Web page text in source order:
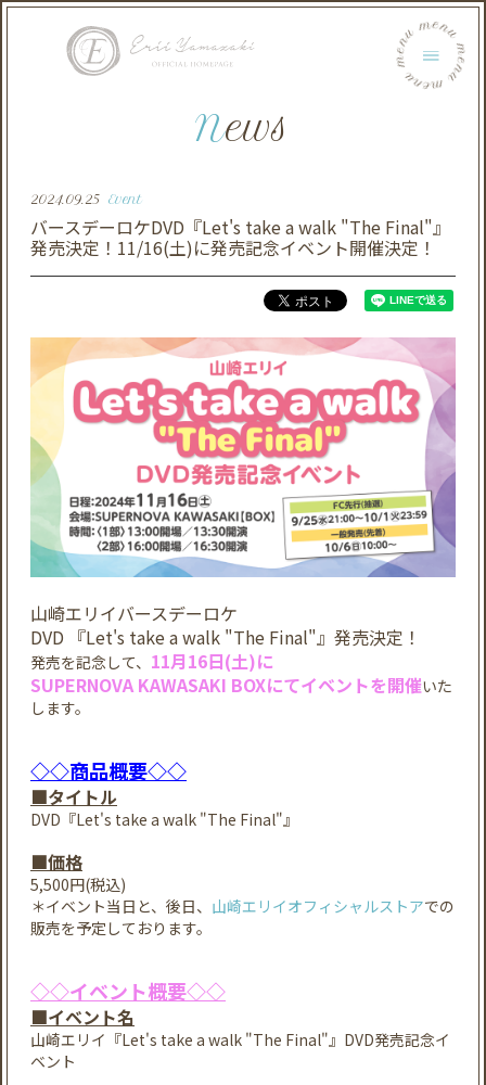
menu menu menu menu menu menu
News
2024.09.25 Event
バースデーロケDVD『Let's take a walk "The Final"』
発売決定！11/16(土)に発売記念イベント開催決定！
山崎エリイバースデーロケ
DVD 『Let's take a walk "The Final"』発売決定！
発売を記念して、 11月16日(土)に
SUPERNOVA KAWASAKI BOXにてイベントを開催いた
します。
◇◇商品概要◇◇
■タイトル
DVD『Let's take a walk "The Final"』
■価格
5,500円(税込)
＊イベント当日と、後日、 山崎エリイオフィシャルストアでの
販売を予定しております。
◇◇イベント概要◇◇
■イベント名
山崎エリイ『Let's take a walk "The Final"』DVD発売記念イ
ベント